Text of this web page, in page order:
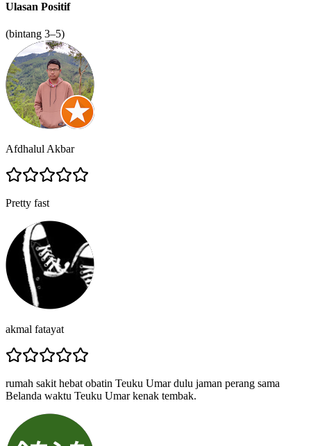
Ulasan Positif
(bintang 3–5)
Afdhalul Akbar
Pretty fast
akmal fatayat
rumah sakit hebat obatin Teuku Umar dulu jaman perang sama
Belanda waktu Teuku Umar kenak tembak.